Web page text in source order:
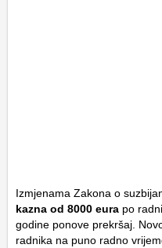
Izmjenama Zakona o
kazna od 8000 eura po
godine ponove prekršaj.
radnika na puno radno